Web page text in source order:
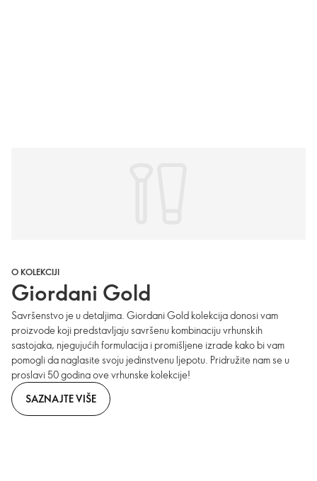
O KOLEKCIJI
Giordani Gold
Savršenstvo je u detaljima. Giordani Gold kolekcija donosi vam
proizvode koji predstavljaju savršenu kombinaciju vrhunskih
sastojaka, njegujućih formulacija i promišljene izrade kako bi vam
pomogli da naglasite svoju jedinstvenu ljepotu. Pridružite nam se u
proslavi 50 godina ove vrhunske kolekcije!
SAZNAJTE VIŠE